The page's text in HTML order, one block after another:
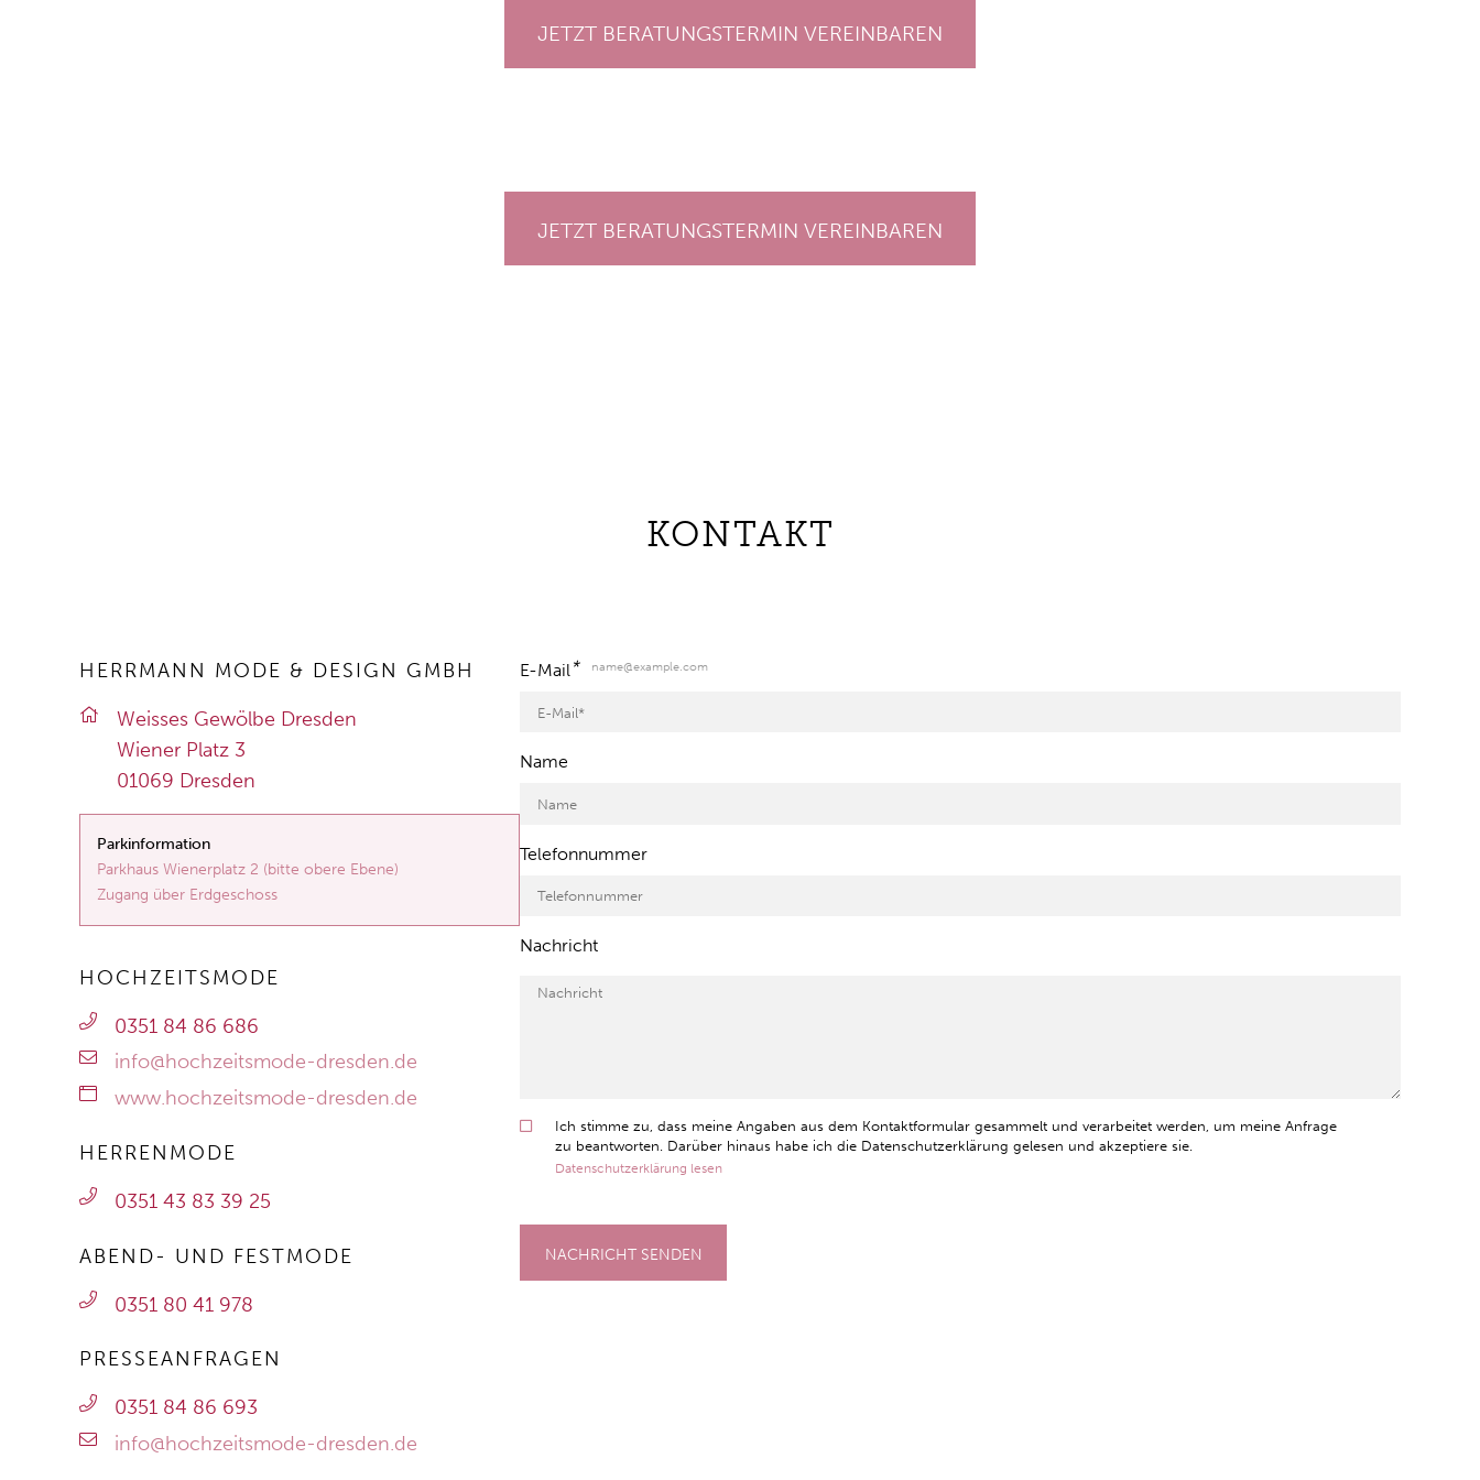
JETZT BERATUNGSTERMIN VEREINBAREN
JETZT BERATUNGSTERMIN VEREINBAREN
KONTAKT
HERRMANN MODE & DESIGN GMBH
Weis­ses Ge­wöl­be Dres­den
Wie­ner Platz 3
01069 Dres­den
Parkinformation
Parkhaus Wienerplatz 2 (bitte obere Ebene)
Zugang über Erdgeschoss
HOCHZEITSMODE
0351 84 86 686
info@hochzeitsmode-dresden.de
www.hochzeitsmode-dresden.de
HERRENMODE
0351 43 83 39 25
ABEND- UND FESTMODE
0351 80 41 978
PRESSEANFRAGEN
0351 84 86 693
info@hochzeitsmode-dresden.de
E-Mail* name@example.com
Name
Telefonnummer
Nachricht
Ich stimme zu, dass meine Angaben aus dem Kontaktformular gesammelt und verarbeitet werden, um meine Anfrage
zu beantworten. Darüber hinaus habe ich die Datenschutzerklärung gelesen und akzeptiere sie.
Datenschutzerklärung lesen
NACHRICHT SENDEN